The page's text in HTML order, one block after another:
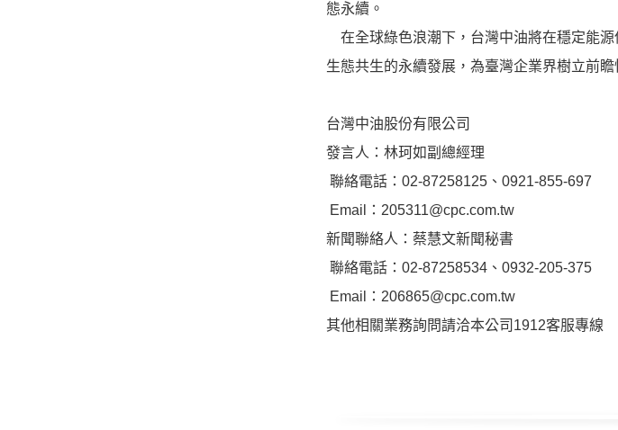
態永續。
在全球綠色浪潮下，台灣中油將在穩定能
生態共生的永續發展，為臺灣企業界樹立前瞻
台灣中油股份有限公司
發言人：林珂如副總經理
聯絡電話：02-87258125、0921-855-697
Email： 205311@cpc.com.tw
新聞聯絡人：蔡慧文新聞秘書
聯絡電話：02-87258534、0932-205-375
Email： 206865@cpc.com.tw
其他相關業務詢問請洽本公司1912客服專線